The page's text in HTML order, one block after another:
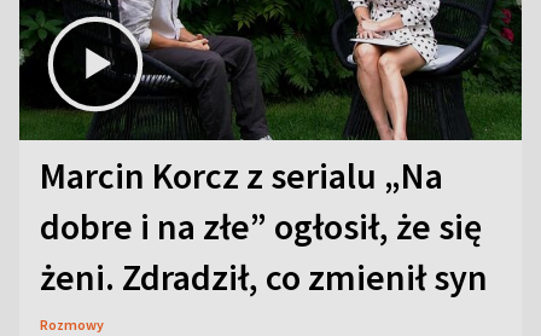
Marcin Korcz z serialu „Na
dobre i na złe” ogłosił, że się
żeni. Zdradził, co zmienił syn
Rozmowy